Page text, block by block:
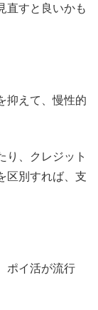
直すと良いかも
抑えて、慢性的
り、クレジット
区別すれば、支
ポイ活が流行